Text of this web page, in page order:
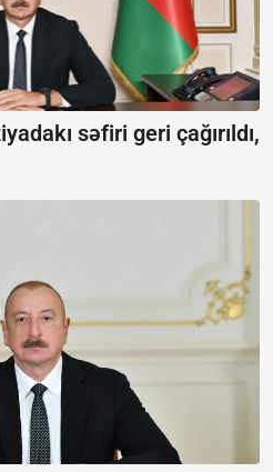
səfiri geri çağırıldı,